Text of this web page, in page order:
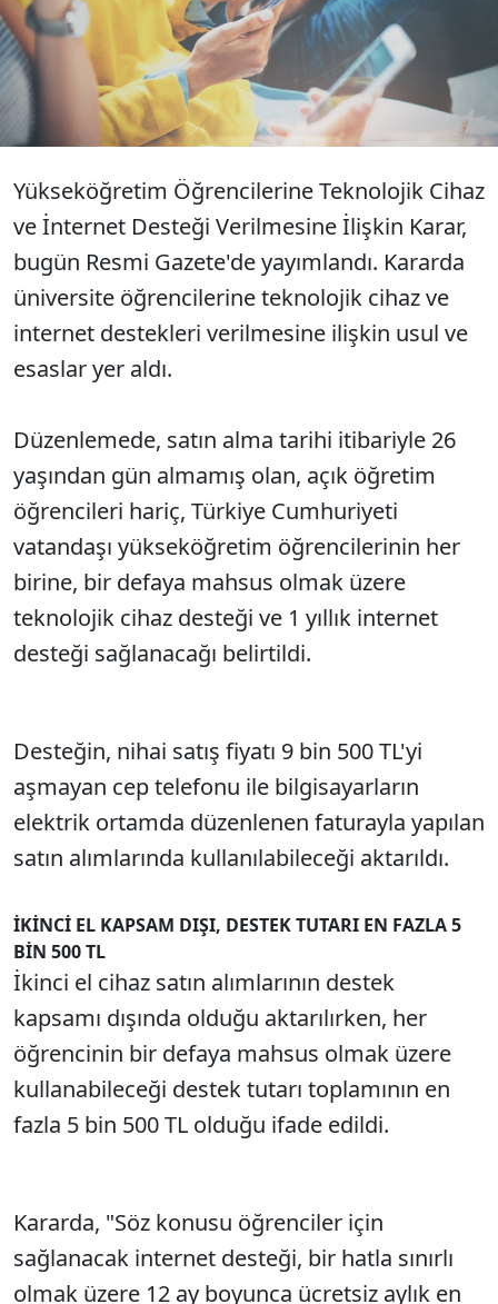
kararı Resmi Gazete'de yayımlandı.
Desteklerin detaylarına yer verilen
düzenleme 1 Kasım'da yürürlüğe girecek.
Yükseköğretim Öğrencilerine Teknolojik Cihaz
ve İnternet Desteği Verilmesine İlişkin Karar,
bugün Resmi Gazete'de yayımlandı. Kararda
üniversite öğrencilerine teknolojik cihaz ve
internet destekleri verilmesine ilişkin usul ve
esaslar yer aldı.
Düzenlemede, satın alma tarihi itibariyle 26
yaşından gün almamış olan, açık öğretim
öğrencileri hariç, Türkiye Cumhuriyeti
vatandaşı yükseköğretim öğrencilerinin her
birine, bir defaya mahsus olmak üzere
teknolojik cihaz desteği ve 1 yıllık internet
desteği sağlanacağı belirtildi.
Desteğin, nihai satış fiyatı 9 bin 500 TL'yi
aşmayan cep telefonu ile bilgisayarların
elektrik ortamda düzenlenen faturayla yapılan
satın alımlarında kullanılabileceği aktarıldı.
İKİNCİ EL KAPSAM DIŞI, DESTEK TUTARI EN FAZLA 5
BİN 500 TL
İkinci el cihaz satın alımlarının destek
kapsamı dışında olduğu aktarılırken, her
öğrencinin bir defaya mahsus olmak üzere
kullanabileceği destek tutarı toplamının en
fazla 5 bin 500 TL olduğu ifade edildi.
Kararda, "Söz konusu öğrenciler için
sağlanacak internet desteği, bir hatla sınırlı
olmak üzere 12 ay boyunca ücretsiz aylık en